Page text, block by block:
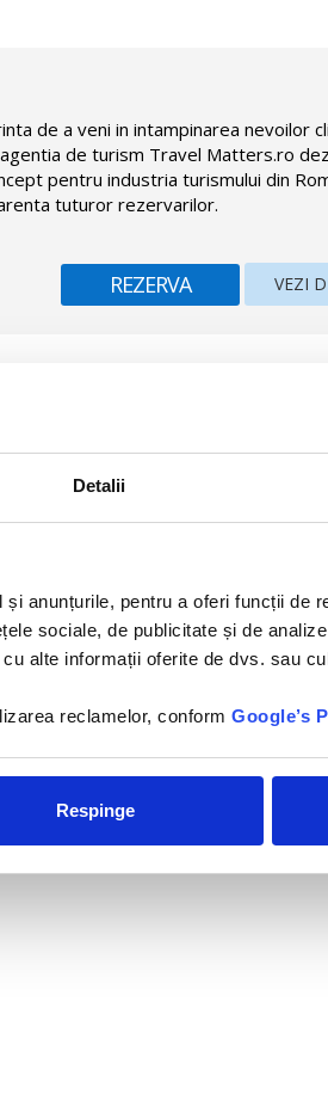
Detalii
anunțurile, pentru a oferi funcții de
sociale, de publicitate și de
alte informații oferite de dvs. sau
reclamelor, conform Google’s
Respinge
de a veni in intampinarea nevoilor
de turism Travel Matters.ro
pentru industria turismului din
tuturor rezervarilor.
REZERVA VEZI
Tenerife Norte.
×
- 5*
pe o stanca,
de...